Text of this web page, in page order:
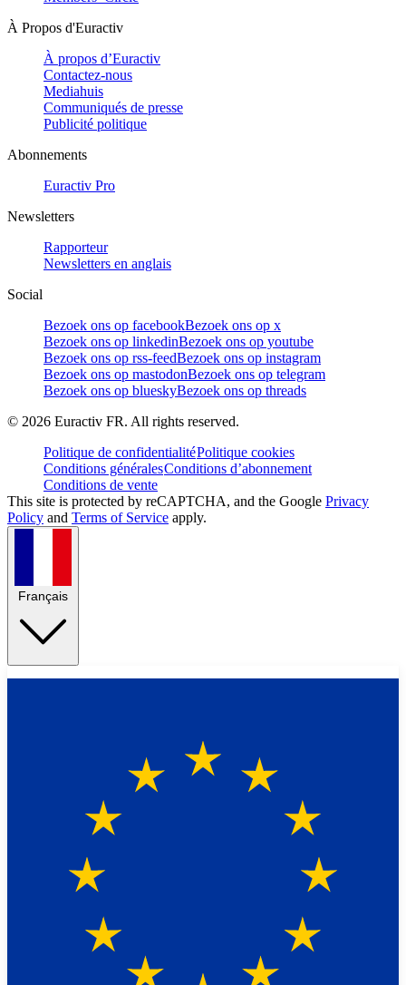
À Propos d'Euractiv
À propos d’Euractiv
Contactez-nous
Mediahuis
Communiqués de presse
Publicité politique
Abonnements
Euractiv Pro
Newsletters
Rapporteur
Newsletters en anglais
Social
Bezoek ons op facebookBezoek ons op x
Bezoek ons op linkedinBezoek ons op youtube
Bezoek ons op rss-feedBezoek ons op instagram
Bezoek ons op mastodonBezoek ons op telegram
Bezoek ons op blueskyBezoek ons op threads
© 2026 Euractiv FR. All rights reserved.
Politique de confidentialitéPolitique cookies
Conditions généralesConditions d’abonnement
Conditions de vente
This site is protected by reCAPTCHA, and the Google Privacy
Policy and Terms of Service apply.
Français